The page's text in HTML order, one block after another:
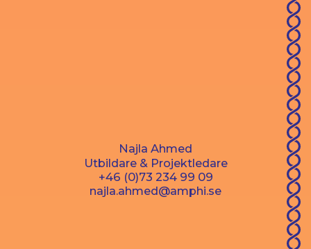
Najla Ahmed
Utbildare & Projektledare
+46 (0)73 234 99 09
najla.ahmed@amphi.se